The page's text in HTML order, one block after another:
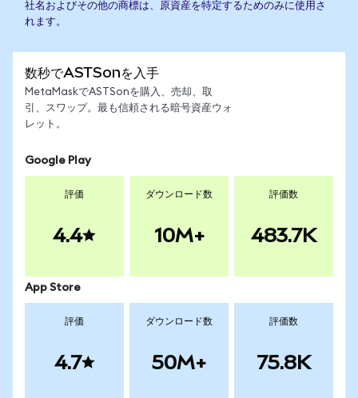
社名およびその他の商標は、原資産を特定するためのみに使用さ
れます。
数秒でASTSonを入手
MetaMaskでASTSonを購入、売却、取
引、スワップ。最も信頼される暗号資産ウォ
レット。
Google Play
評価
4.4
ダウンロード数
10M+
評価数
483.7K
App Store
評価
4.7
ダウンロード数
50M+
評価数
75.8K